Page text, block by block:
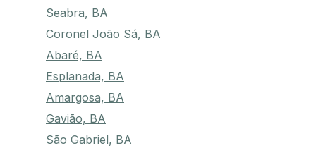
Seabra, BA
Coronel João Sá, BA
Abaré, BA
Esplanada, BA
Amargosa, BA
Gavião, BA
São Gabriel, BA